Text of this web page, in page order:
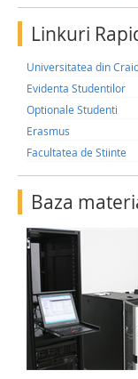
Linkuri
Universitatea din
Evidenta Studentilor
Optionale Studenti
Erasmus
Facultatea de Stiinte
Baza